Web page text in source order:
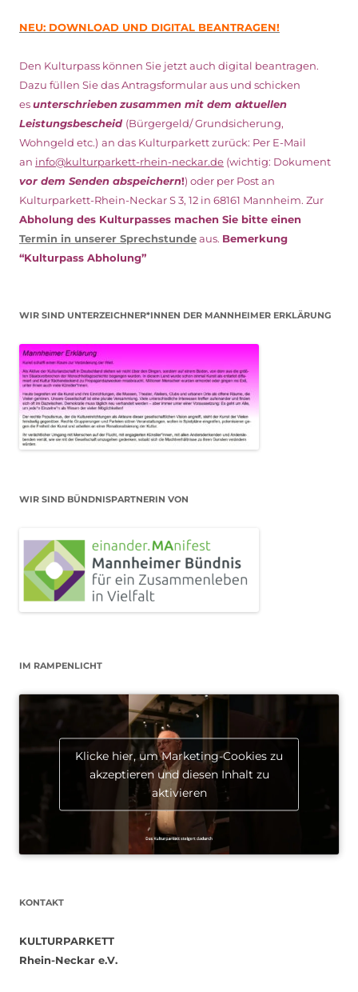
NEU: DOWNLOAD UND DIGITAL BEANTRAGEN!
Den Kulturpass können Sie jetzt auch digital beantragen.
Dazu füllen Sie das Antragsformular aus und schicken
esunterschriebenzusammen mit dem aktuellen
Leistungsbescheid (Bürgergeld/ Grundsicherung,
Wohngeld etc.) an das Kulturparkett zurück: Per E-Mail
an info@kulturparkett-rhein-neckar.de (wichtig: Dokument
vor dem Senden abspeichern!) oder per Post an
Kulturparkett-Rhein-Neckar S 3, 12 in 68161 Mannheim. Zur
Abholung des Kulturpasses machen Sie bitte einen
Termin in unserer Sprechstundeaus. Bemerkung
“Kulturpass Abholung”
WIR SIND UNTERZEICHNER*INNEN DER MANNHEIMER ERKLÄRUNG
WIR SIND BÜNDNISPARTNERIN VON
IM RAMPENLICHT
Klicke hier, um Marketing-Cookies zu
akzeptieren und diesen Inhalt zu
aktivieren
KONTAKT
KULTURPARKETT
Rhein-Neckar e.V.